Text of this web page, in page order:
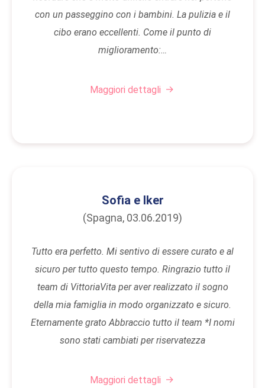
con un passeggino con i bambini. La pulizia e il
cibo erano eccellenti. Come il punto di
miglioramento:…
Maggiori dettagli
Sofia e Iker
(Spagna, 03.06.2019)
Tutto era perfetto. Mi sentivo di essere curato e al
sicuro per tutto questo tempo. Ringrazio tutto il
team di VittoriaVita per aver realizzato il sogno
della mia famiglia in modo organizzato e sicuro.
Eternamente grato Abbraccio tutto il team *I nomi
sono stati cambiati per riservatezza
Maggiori dettagli